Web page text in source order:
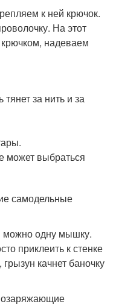
к ней крючок.
На этот
надеваем
за нить и за
может выбраться
самодельные
можно одну мышку.
приклеить к стенке
качнет баночку